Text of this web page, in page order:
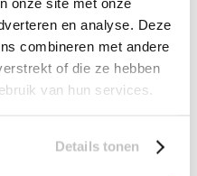
en analyse. Deze
combineren met andere
of die ze hebben
van hun services.
Details tonen
(buitenland) bestemmingen kunnen
procedure
gevestigd?